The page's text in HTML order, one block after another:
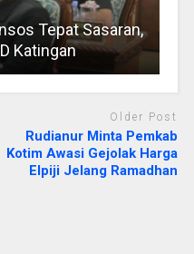
Tepat Sasaran,
Katingan
Older Post
Rudianur Minta Pemkab
Kotim Awasi Gejolak Harga
Elpiji Jelang Ramadhan